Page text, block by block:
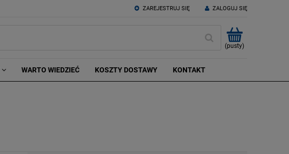
ZAREJESTRUJ SIĘ ZALOGUJ SIĘ
(pusty)
WARTO WIEDZIEĆ KOSZTY DOSTAWY KONTAKT